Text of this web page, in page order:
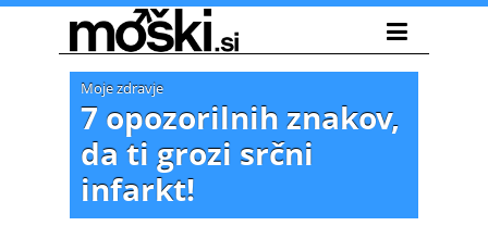
Moje zdravje
7 opozorilnih znakov,
da ti grozi srčni
infarkt!